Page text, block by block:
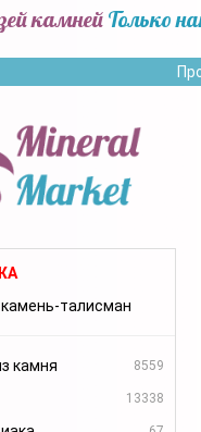
камней Только
талисман
камня 8559
13338